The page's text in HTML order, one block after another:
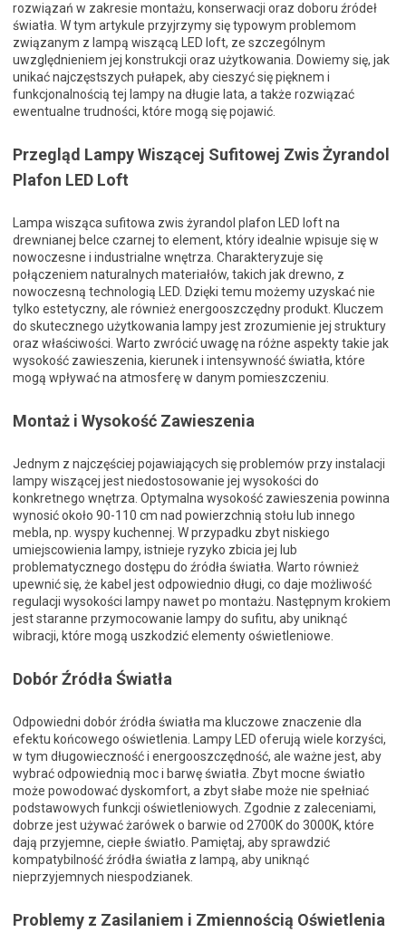
rozwiązań w zakresie montażu, konserwacji oraz doboru źródeł
światła. W tym artykule przyjrzymy się typowym problemom
związanym z lampą wiszącą LED loft, ze szczególnym
uwzględnieniem jej konstrukcji oraz użytkowania. Dowiemy się, jak
unikać najczęstszych pułapek, aby cieszyć się pięknem i
funkcjonalnością tej lampy na długie lata, a także rozwiązać
ewentualne trudności, które mogą się pojawić.
Przegląd Lampy Wiszącej Sufitowej Zwis Żyrandol
Plafon LED Loft
Lampa wisząca sufitowa zwis żyrandol plafon LED loft na
drewnianej belce czarnej to element, który idealnie wpisuje się w
nowoczesne i industrialne wnętrza. Charakteryzuje się
połączeniem naturalnych materiałów, takich jak drewno, z
nowoczesną technologią LED. Dzięki temu możemy uzyskać nie
tylko estetyczny, ale również energooszczędny produkt. Kluczem
do skutecznego użytkowania lampy jest zrozumienie jej struktury
oraz właściwości. Warto zwrócić uwagę na różne aspekty takie jak
wysokość zawieszenia, kierunek i intensywność światła, które
mogą wpływać na atmosferę w danym pomieszczeniu.
Montaż i Wysokość Zawieszenia
Jednym z najczęściej pojawiających się problemów przy instalacji
lampy wiszącej jest niedostosowanie jej wysokości do
konkretnego wnętrza. Optymalna wysokość zawieszenia powinna
wynosić około 90-110 cm nad powierzchnią stołu lub innego
mebla, np. wyspy kuchennej. W przypadku zbyt niskiego
umiejscowienia lampy, istnieje ryzyko zbicia jej lub
problematycznego dostępu do źródła światła. Warto również
upewnić się, że kabel jest odpowiednio długi, co daje możliwość
regulacji wysokości lampy nawet po montażu. Następnym krokiem
jest staranne przymocowanie lampy do sufitu, aby uniknąć
wibracji, które mogą uszkodzić elementy oświetleniowe.
Dobór Źródła Światła
Odpowiedni dobór źródła światła ma kluczowe znaczenie dla
efektu końcowego oświetlenia. Lampy LED oferują wiele korzyści,
w tym długowieczność i energooszczędność, ale ważne jest, aby
wybrać odpowiednią moc i barwę światła. Zbyt mocne światło
może powodować dyskomfort, a zbyt słabe może nie spełniać
podstawowych funkcji oświetleniowych. Zgodnie z zaleceniami,
dobrze jest używać żarówek o barwie od 2700K do 3000K, które
dają przyjemne, ciepłe światło. Pamiętaj, aby sprawdzić
kompatybilność źródła światła z lampą, aby uniknąć
nieprzyjemnych niespodzianek.
Problemy z Zasilaniem i Zmiennością Oświetlenia